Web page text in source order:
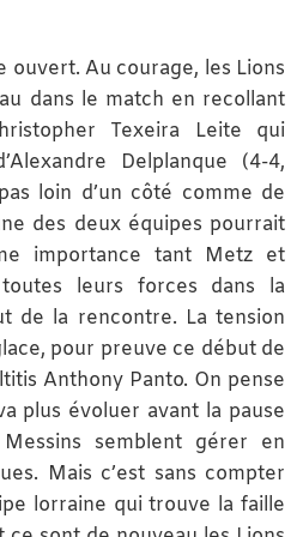
ouvert. Au courage, les Lions
dans le match en recollant
Texeira Leite qui
Delplanque (4-4,
pas loin d’un côté comme de
des deux équipes pourrait
importance tant Metz et
leurs forces dans la
de la rencontre. La tension
pour preuve ce début de
Anthony Panto. On pense
plus évoluer avant la pause
semblent gérer en
Mais c’est sans compter
lorraine qui trouve la faille